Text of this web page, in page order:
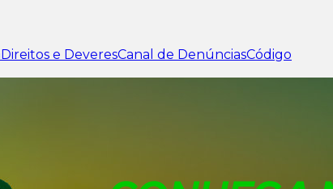
Direitos e DeveresCanal de DenúnciasCódigo